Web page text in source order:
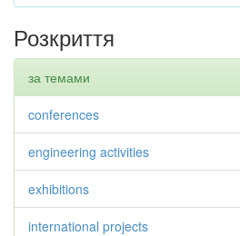
Розкриття
за темами
conferences
engineering activities
exhibitions
international projects